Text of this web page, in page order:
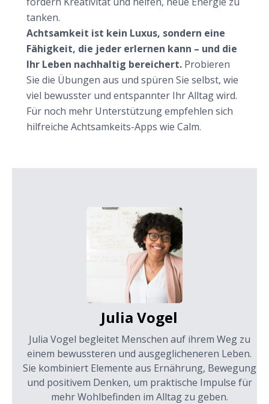
tanken.
Achtsamkeit ist kein Luxus, sondern eine
Fähigkeit, die jeder erlernen kann – und die
Ihr Leben nachhaltig bereichert. Probieren
Sie die Übungen aus und spüren Sie selbst, wie
viel bewusster und entspannter Ihr Alltag wird.
Für noch mehr Unterstützung empfehlen sich
hilfreiche Achtsamkeits-Apps wie Calm.
Julia Vogel
Julia Vogel begleitet Menschen auf ihrem Weg zu
einem bewussteren und ausgeglicheneren Leben.
Sie kombiniert Elemente aus Ernährung, Bewegung
und positivem Denken, um praktische Impulse für
mehr Wohlbefinden im Alltag zu geben.